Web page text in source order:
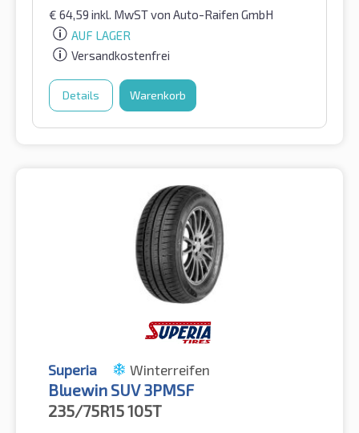
€ 64,59 inkl. MwSTvon Auto-Raifen GmbH
AUF LAGER
Versandkostenfrei
Details Warenkorb
Superia Winterreifen
Bluewin SUV 3PMSF
235/75R15105T